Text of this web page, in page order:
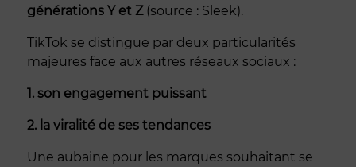
générations Y et Z(source : Sleek).
TikTok se distingue par deux particularités
majeures face aux autres réseaux sociaux :
1. son engagement puissant
2. la viralité de ses tendances
Une aubaine pour les marques souhaitant se